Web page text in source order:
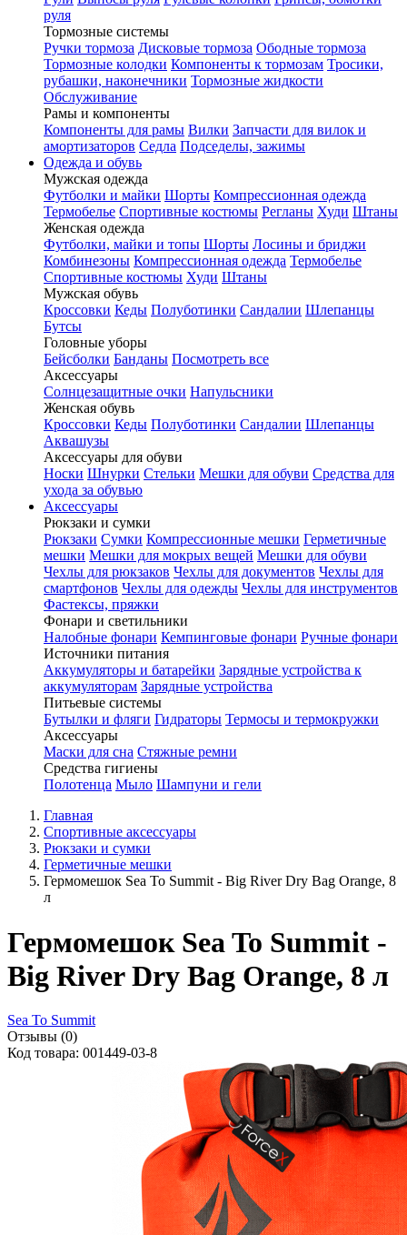
руля
Тормозные системы
Ручки тормоза Дисковые тормоза Ободные тормоза
Тормозные колодки Компоненты к тормозам Тросики,
рубашки, наконечники Тормозные жидкости
Обслуживание
Рамы и компоненты
Компоненты для рамы Вилки Запчасти для вилок и
амортизаторов Седла Подседелы, зажимы
Одежда и обувь
Мужская одежда
Футболки и майки Шорты Компрессионная одежда
Термобелье Спортивные костюмы Регланы Худи Штаны
Женская одежда
Футболки, майки и топы Шорты Лосины и бриджи
Комбинезоны Компрессионная одежда Термобелье
Спортивные костюмы Худи Штаны
Мужская обувь
Кроссовки Кеды Полуботинки Сандалии Шлепанцы
Бутсы
Головные уборы
Бейсболки Банданы Посмотреть все
Аксессуары
Солнцезащитные очки Напульсники
Женская обувь
Кроссовки Кеды Полуботинки Сандалии Шлепанцы
Аквашузы
Аксессуары для обуви
Носки Шнурки Стельки Мешки для обуви Средства для
ухода за обувью
Аксессуары
Рюкзаки и сумки
Рюкзаки Сумки Компрессионные мешки Герметичные
мешки Мешки для мокрых вещей Мешки для обуви
Чехлы для рюкзаков Чехлы для документов Чехлы для
смартфонов Чехлы для одежды Чехлы для инструментов
Фастексы, пряжки
Фонари и светильники
Налобные фонари Кемпинговые фонари Ручные фонари
Источники питания
Аккумуляторы и батарейки Зарядные устройства к
аккумуляторам Зарядные устройства
Питьевые системы
Бутылки и фляги Гидраторы Термосы и термокружки
Аксессуары
Маски для сна Стяжные ремни
Средства гигиены
Полотенца Мыло Шампуни и гели
Главная
Спортивные аксессуары
Рюкзаки и сумки
Герметичные мешки
Гермомешок Sea To Summit - Big River Dry Bag Orange, 8
л
Гермомешок Sea To Summit -
Big River Dry Bag Orange, 8 л
Sea To Summit
Отзывы (0)
Код товара: 001449-03-8